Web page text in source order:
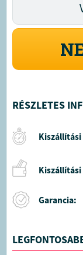
RÉSZLETES
Garancia: